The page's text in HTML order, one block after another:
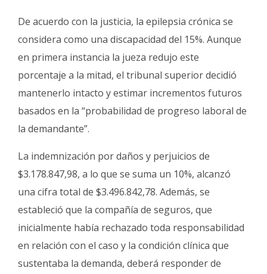
De acuerdo con la justicia, la epilepsia crónica se
considera como una discapacidad del 15%. Aunque
en primera instancia la jueza redujo este
porcentaje a la mitad, el tribunal superior decidió
mantenerlo intacto y estimar incrementos futuros
basados en la “probabilidad de progreso laboral de
la demandante”.
La indemnización por daños y perjuicios de
$3.178.847,98, a lo que se suma un 10%, alcanzó
una cifra total de $3.496.842,78. Además, se
estableció que la compañía de seguros, que
inicialmente había rechazado toda responsabilidad
en relación con el caso y la condición clínica que
sustentaba la demanda, deberá responder de